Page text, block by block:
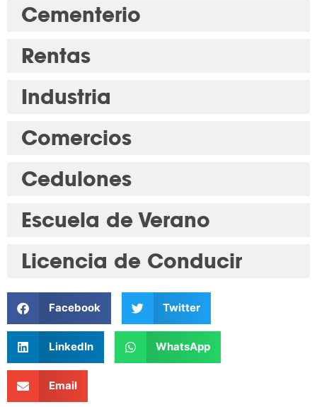
Cementerio
Rentas
Industria
Comercios
Cedulones
Escuela de Verano
Licencia de Conducir
Facebook Twitter
LinkedIn WhatsApp
Email